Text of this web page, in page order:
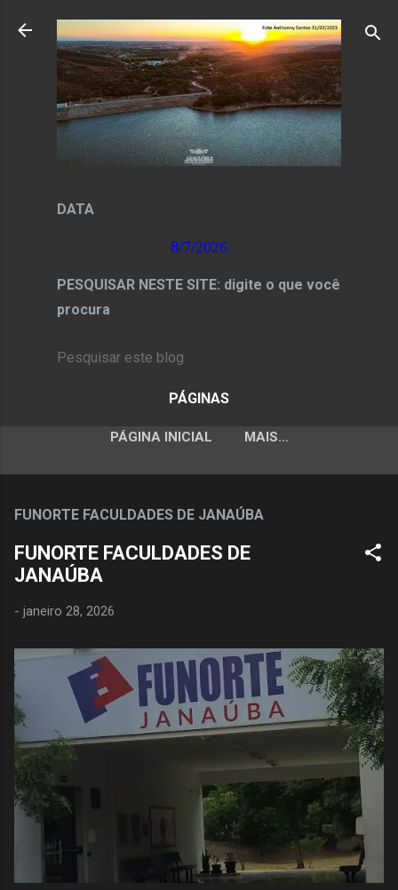
Pular para o conteúdo principal
DATA
8/7/2026
PESQUISAR NESTE SITE: digite o que você
procura
PÁGINAS
PÁGINA INICIAL MAIS…
FUNORTE FACULDADES DE JANAÚBA
FUNORTE FACULDADES DE
JANAÚBA
- janeiro 28, 2026